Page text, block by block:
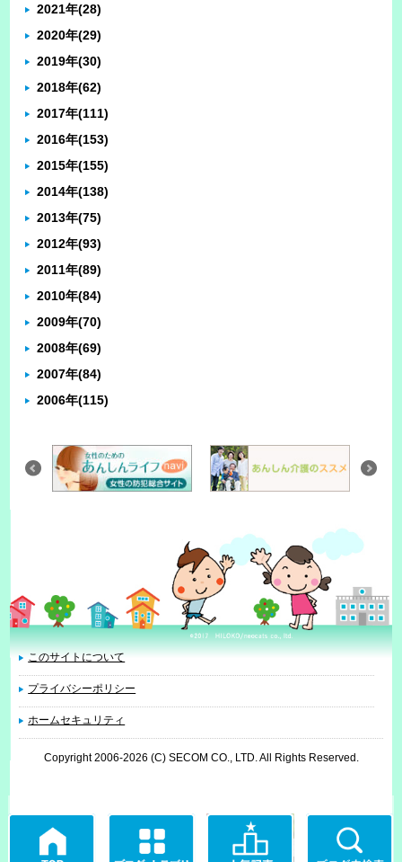
2021年(28)
2020年(29)
2019年(30)
2018年(62)
2017年(111)
2016年(153)
2015年(155)
2014年(138)
2013年(75)
2012年(93)
2011年(89)
2010年(84)
2009年(70)
2008年(69)
2007年(84)
2006年(115)
このサイトについて
プライバシーポリシー
ホームセキュリティ
Copyright 2006-2026 (C) SECOM CO., LTD. All Rights Reserved.